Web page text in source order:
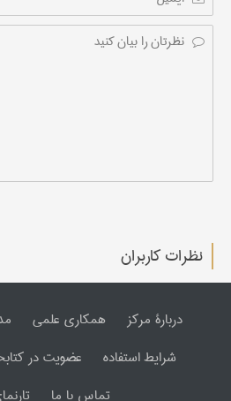
نظرات کاربران
دربارۀ مرکز همکاری علمی
شرایط استفاده
عضویت در
تماس با ما